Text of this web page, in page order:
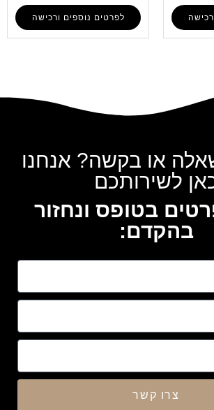
לפרטים נוספים ורכישה
או בקשה? אנחנו
לשירותכם
בטופס ונחזור
בהקדם:
צרו קשר